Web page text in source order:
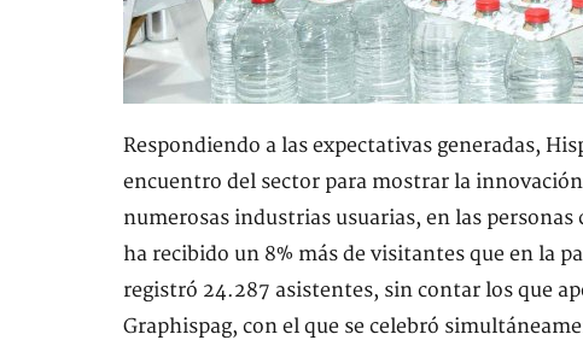
Respondiendo a las expectativas generadas,
encuentro del sector para mostrar la
numerosas industrias usuarias, en las
ha recibido un 8% más de visitantes que en la
registró 24.287 asistentes, sin contar los que
Graphispag, con el que se celebró